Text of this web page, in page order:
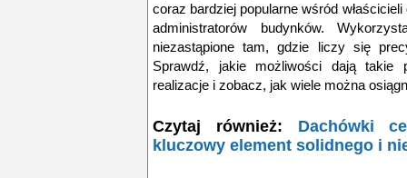
coraz bardziej popularne wśród
administratorów budynków.
niezastąpione tam, gdzie liczy się
Sprawdź, jakie możliwości dają takie
realizacje i zobacz, jak wiele można
Czytaj również: Dachówki
kluczowy element solidnego i